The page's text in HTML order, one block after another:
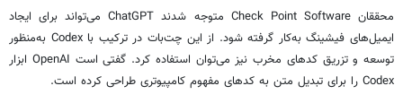
محققان Check Point Software متوجه شدند ChatGPT می‌تواند برای ایجاد
ایمیل‌های فیشینگ به‌کار گرفته شود. از این چت‌بات در ترکیب با Codex به‌منظور
توسعه و تزریق کدهای مخرب نیز می‌توان استفاده کرد. گفتی است OpenAI ابزار
Codex را برای تبدیل متن به کدهای مفهوم کامپیوتری طراحی کرده است.